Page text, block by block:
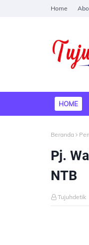
Home
HOME
Beranda
Pj.
NTB
Tujuhdetik